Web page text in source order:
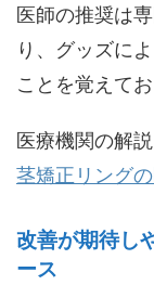
医師の推奨は
り、グッズに
ことを覚えて
医療機関の解説
茎矯正リング
改善が期待し
ース